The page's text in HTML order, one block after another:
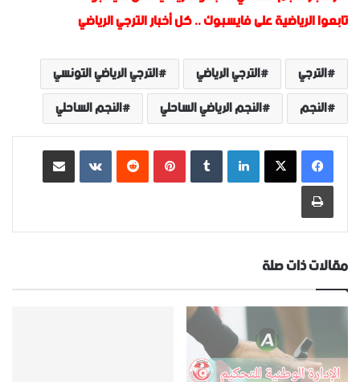
تابعوا الرياضية على فايسبوك..كل أخبار الترجي الرياضي
الترجي الترجي الرياضي
الترجي الرياضي التونسي
النجم
النجم الرياضي الساحلي النجم الساحلي
لينكدإن بينتيريست ‏VKontakte
طباعة
مقالات ذات صلة